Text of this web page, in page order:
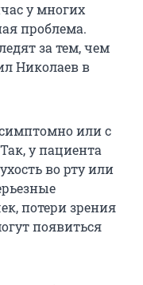
у многих
проблема.
за тем, чем
Николаев в
или с
у пациента
во рту или
потери зрения
появиться